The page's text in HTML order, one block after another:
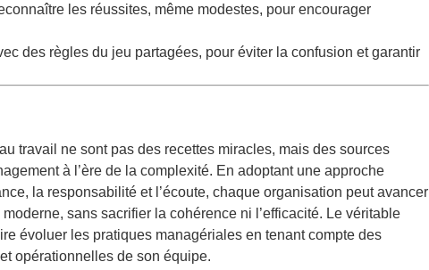
les réussites, même modestes, pour encourager
des règles du jeu partagées, pour éviter la confusion et garantir
travail ne sont pas des recettes miracles, mais des sources
à l’ère de la complexité. En adoptant une approche
la responsabilité et l’écoute, chaque organisation peut avancer
sans sacrifier la cohérence ni l’efficacité. Le véritable
évoluer les pratiques managériales en tenant compte des
opérationnelles de son équipe.